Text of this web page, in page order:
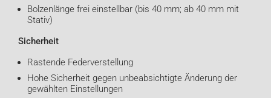
Bolzenlänge frei einstellbar (bis 40 mm; ab 40 mm mit
Stativ)
Sicherheit
Rastende Federverstellung
Hohe Sicherheit gegen unbeabsichtigte Änderung der
gewählten Einstellungen